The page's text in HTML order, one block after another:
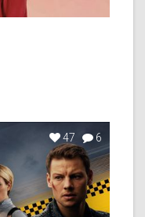
47 6